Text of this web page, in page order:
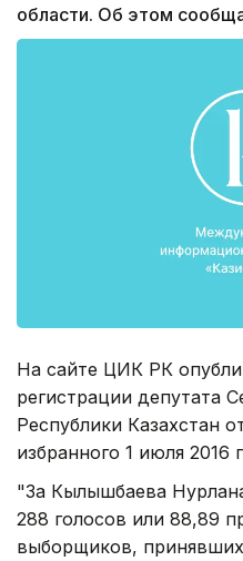
области. Об этом
На сайте ЦИК РК
регистрации депутата
Республики Казахстан
избранного 1 июля
"За Кылышбаева
288 голосов или 88,89
выборщиков,